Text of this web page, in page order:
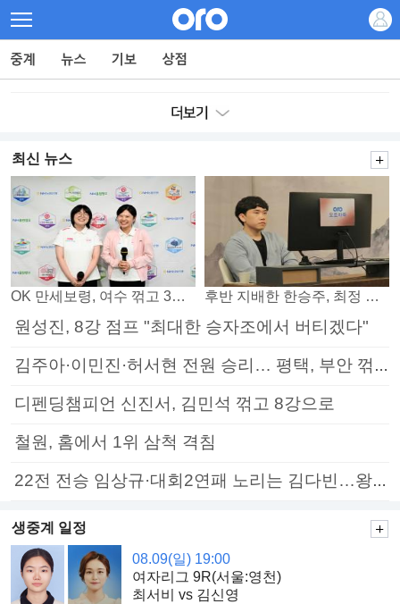
최신 뉴스
OK 만세보령, 여수 꺾고 3연패 탈출 후반 지배한 한승주, 최정 꺾고 8강 진출
원성진, 8강 점프 "최대한 승자조에서 버티겠다"
김주아·이민진·허서현 전원 승리… 평택, 부안 꺾고 5연승
디펜딩챔피언 신진서, 김민석 꺾고 8강으로
철원, 홈에서 1위 삼척 격침
22전 전승 임상규·대회2연패 노리는 김다빈…왕중왕전 16강 7일부터
생중계 일정
08.09(일) 19:00
여자리그 9R(서울:영천)
최서비 vs 김신영